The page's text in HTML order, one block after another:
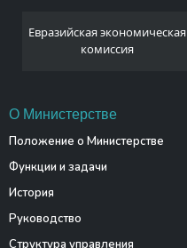
Евразийская экономическая
комиссия
О Министерстве
Положение о Министерстве
Функции и задачи
История
Руководство
Структура управления